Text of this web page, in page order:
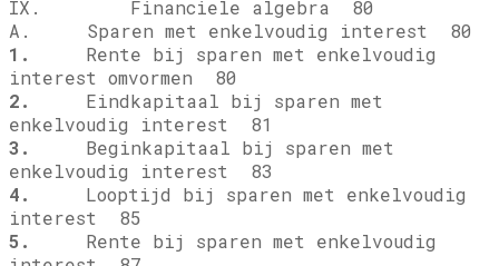
IX. Financiele algebra 80
A. Sparen met enkelvoudig interest 80
1.
Rente bij sparen met enkelvoudig
interest omvormen 80
2.
Eindkapitaal bij sparen met
enkelvoudig interest 81
3.
Beginkapitaal bij sparen met
enkelvoudig interest 83
4.
Looptijd bij sparen met enkelvoudig
interest 85
5.
Rente bij sparen met enkelvoudig